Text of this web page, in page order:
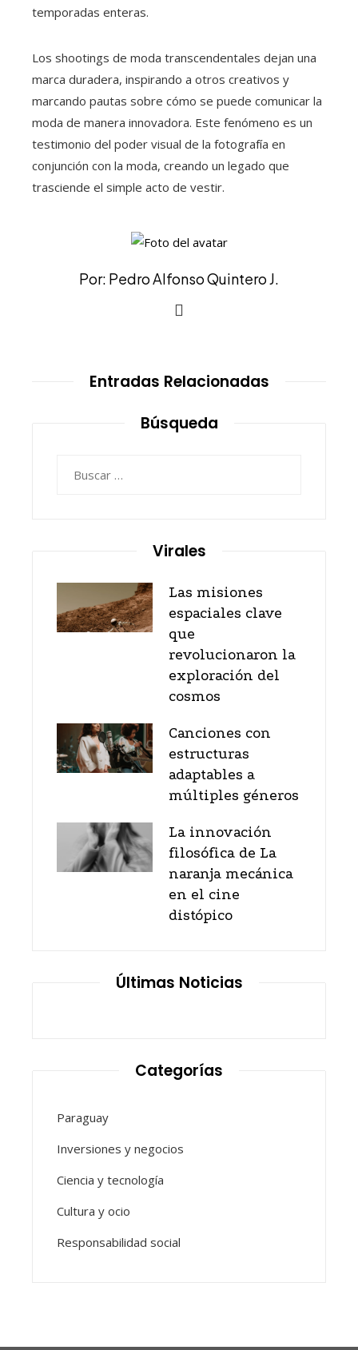
temporadas enteras.
Los shootings de moda transcendentales dejan una
marca duradera, inspirando a otros creativos y
marcando pautas sobre cómo se puede comunicar la
moda de manera innovadora. Este fenómeno es un
testimonio del poder visual de la fotografía en
conjunción con la moda, creando un legado que
trasciende el simple acto de vestir.
Por: Pedro Alfonso Quintero J.
Entradas Relacionadas
Búsqueda
Virales
Las misiones
espaciales clave
que
revolucionaron la
exploración del
cosmos
Canciones con
estructuras
adaptables a
múltiples géneros
La innovación
filosófica de La
naranja mecánica
en el cine
distópico
Últimas Noticias
Categorías
Paraguay
Inversiones y negocios
Ciencia y tecnología
Cultura y ocio
Responsabilidad social